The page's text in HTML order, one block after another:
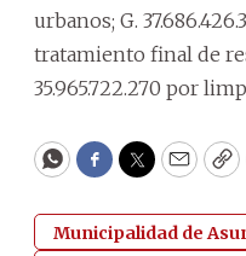
urbanos; G.
tratamiento final de
35.965.722.270 por
WhatsApp
Facebook
Twitter
Email
Municipalidad de